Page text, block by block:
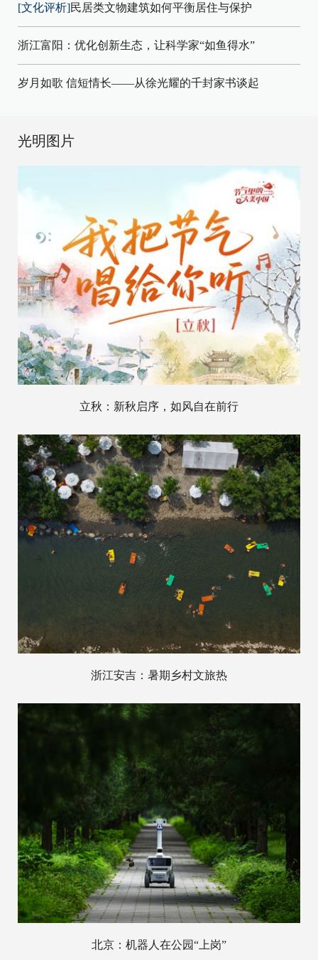
[文化评析]民居类文物建筑如何平衡居住与保护
浙江富阳：优化创新生态，让科学家“如鱼得水”
岁月如歌 信短情长——从徐光耀的千封家书谈起
光明图片
立秋：新秋启序，如风自在前行
浙江安吉：暑期乡村文旅热
北京：机器人在公园“上岗”